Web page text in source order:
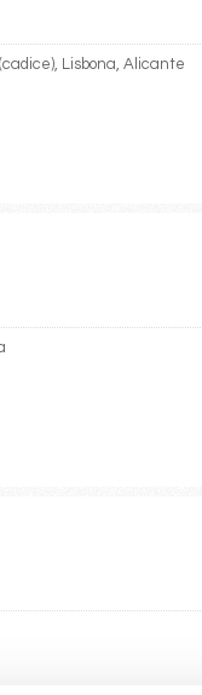
Lisbona, Alicante